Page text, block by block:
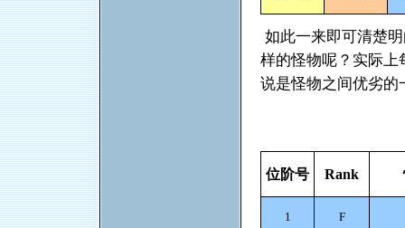
如此一来即可清楚
样的怪物呢？实际上
说是怪物之间优劣的
位阶号 Rank
1 F